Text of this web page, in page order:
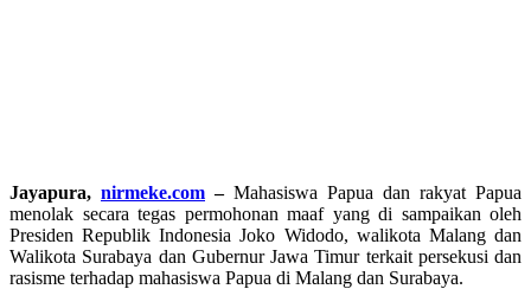
Jayapura, nirmeke.com – Mahasiswa Papua dan rakyat Papua
menolak secara tegas permohonan maaf yang di sampaikan oleh
Presiden Republik Indonesia Joko Widodo, walikota Malang dan
Walikota Surabaya dan Gubernur Jawa Timur terkait persekusi dan
rasisme terhadap mahasiswa Papua di Malang dan Surabaya.